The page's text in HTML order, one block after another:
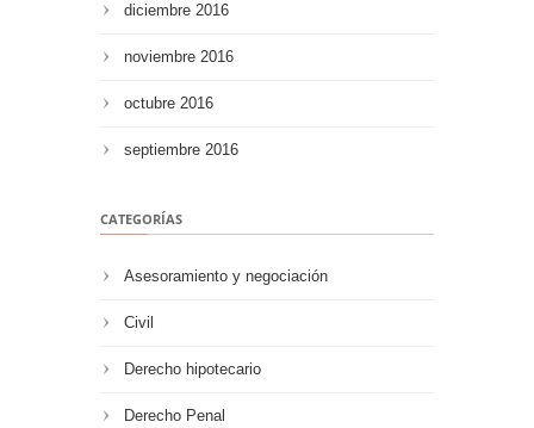
diciembre 2016
noviembre 2016
octubre 2016
septiembre 2016
CATEGORÍAS
Asesoramiento y negociación
Civil
Derecho hipotecario
Derecho Penal